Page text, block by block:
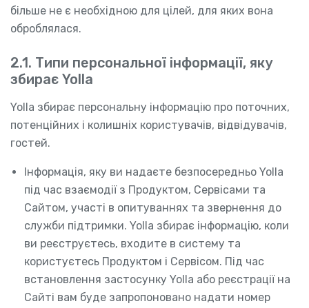
більше не є необхідною для цілей, для яких вона
оброблялася.
2.1. Типи персональної інформації, яку
збирає Yolla
Yolla збирає персональну інформацію про поточних,
потенційних і колишніх користувачів, відвідувачів,
гостей.
Інформація, яку ви надаєте безпосередньо Yolla
під час взаємодії з Продуктом, Сервісами та
Сайтом, участі в опитуваннях та звернення до
служби підтримки. Yolla збирає інформацію, коли
ви реєструєтесь, входите в систему та
користуєтесь Продуктом і Сервісом. Під час
встановлення застосунку Yolla або реєстрації на
Сайті вам буде запропоновано надати номер